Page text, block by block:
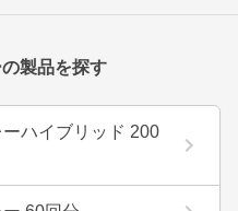
製品を探す
ハイブリッド 200